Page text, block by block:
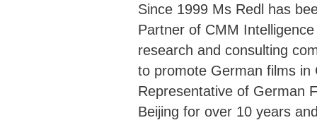
Since 1999 Ms Redl has
Partner of CMM
research and consulting
to promote German films in
Representative of German
Beijing for over 10 years